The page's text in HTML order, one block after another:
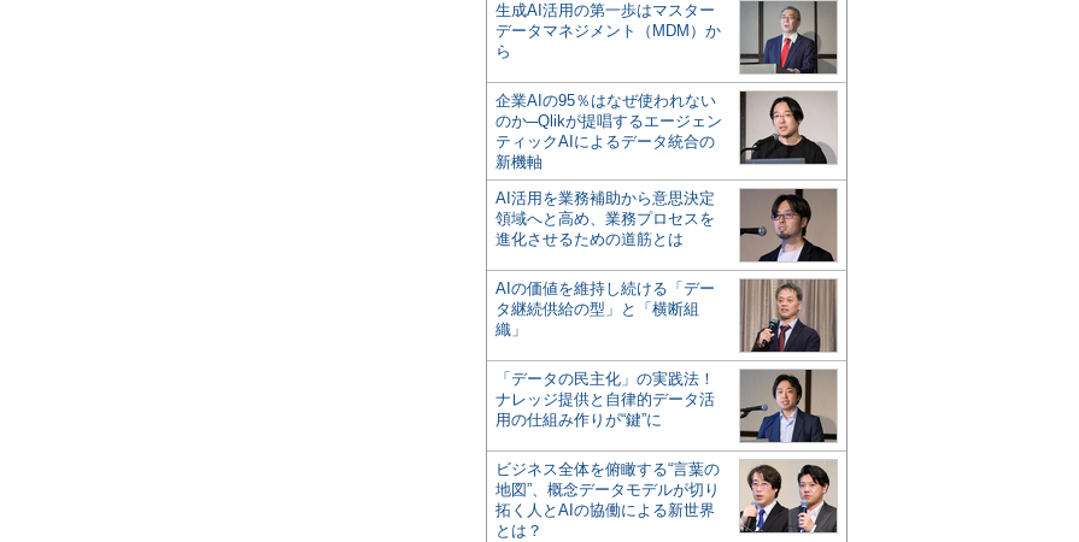
生成AI活用の第一歩はマスター
データマネジメント（MDM）か
ら
企業AIの95％はなぜ使われない
のか─Qlikが提唱するエージェン
ティックAIによるデータ統合の
新機軸
AI活用を業務補助から意思決定
領域へと高め、業務プロセスを
進化させるための道筋とは
AIの価値を維持し続ける「デー
タ継続供給の型」と「横断組
織」
「データの民主化」の実践法！
ナレッジ提供と自律的データ活
用の仕組み作りが“鍵”に
ビジネス全体を俯瞰する“言葉の
地図”、概念データモデルが切り
拓く人とAIの協働による新世界
とは？